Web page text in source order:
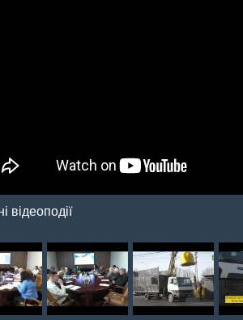
відеоподії